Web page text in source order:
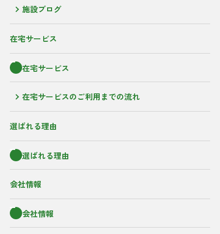
施設ブログ
在宅サービス
在宅サービス
在宅サービスのご利用までの流れ
選ばれる理由
選ばれる理由
会社情報
会社情報